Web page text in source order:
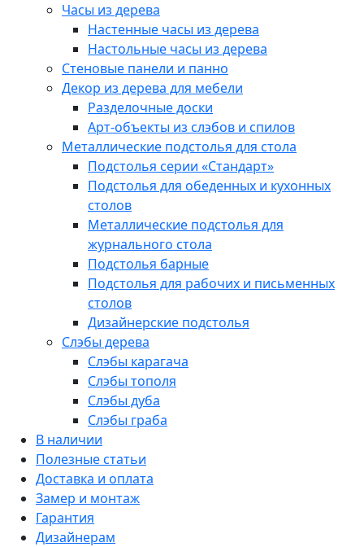
Часы из дерева
Настенные часы из дерева
Настольные часы из дерева
Стеновые панели и панно
Декор из дерева для мебели
Разделочные доски
Арт-объекты из слэбов и спилов
Металлические подстолья для стола
Подстолья серии «Стандарт»
Подстолья для обеденных и кухонных
столов
Металлические подстолья для
журнального стола
Подстолья барные
Подстолья для рабочих и письменных
столов
Дизайнерские подстолья
Слэбы дерева
Слэбы карагача
Слэбы тополя
Слэбы дуба
Слэбы граба
В наличии
Полезные статьи
Доставка и оплата
Замер и монтаж
Гарантия
Дизайнерам